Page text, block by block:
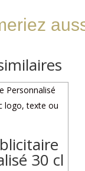
30 cl